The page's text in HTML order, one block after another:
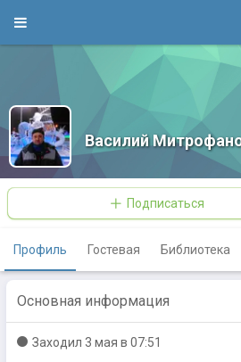
Василий
Подписаться
Профиль Гостевая Библиотека
Основная информация
Заходил 3 мая в 07:51